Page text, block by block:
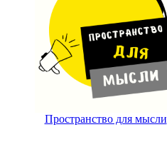
Пространство для мысли